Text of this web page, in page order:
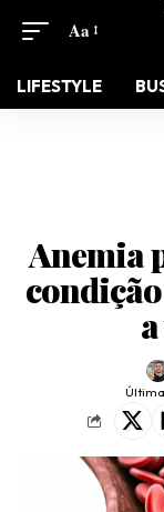
Aa
LIFESTYLE
Anemia
Última